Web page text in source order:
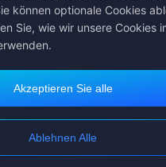
Datenschutzerklärung
Cookie-
Bevorzugte Cookies
Morale Developments Limited.
können optionale Cookies
Sie, wie wir unsere Cookies
Akzeptieren Sie alle
Ablehnen Alle